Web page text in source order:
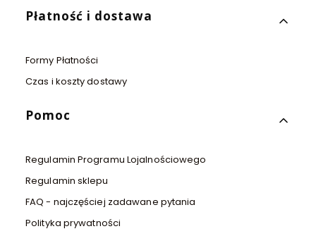
Płatność i dostawa
Formy Płatności
Czas i koszty dostawy
Pomoc
Regulamin Programu Lojalnościowego
Regulamin sklepu
FAQ - najczęściej zadawane pytania
Polityka prywatności